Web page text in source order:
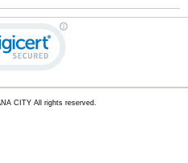
CITY All rights reserved.